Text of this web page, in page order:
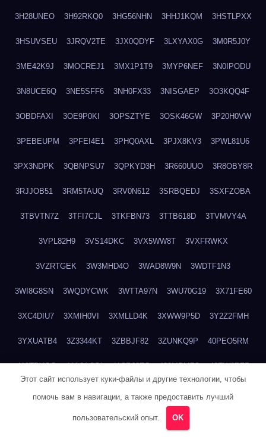
3H28UNEO 3H92RKQ0 3HG56NHN 3HHJ1KQM 3HSTLPXX
3HSUVSEU 3JRQV2TE 3JX0QDYF 3LXYAX0G 3M0R5J0Y
3ME42K9J 3MOCREJ1 3MX1P1T9 3MYP6NEF 3N0IPODU
3N8UCE6Q 3NE5SFF6 3NH0FX33 3NISGAEP 3O3KQQ4F
3OBDFAXI 3OE9P0KI 3OPSZTYE 3OSK46GW 3P20H0VW
3PEBEUPM 3PFEI4E1 3PHQ0AXL 3PJX8KV3 3PWL81U6
3PX3NDPK 3QBNPSU7 3QPKYD3H 3R660UUO 3R8OBY8R
3RJJOB51 3RM5TAUQ 3RV0N612 3SRBQEDJ 3SXFZOBA
3TBVTN7Z 3TFI7CJL 3TKFBN73 3TTB618D 3TVMVY4A
3VPL82H9 3VS14DKC 3VX5WW8T 3VXFRWKX
3VZRTGEK 3W3MHD4O 3WAD8W9N 3WDTF1N3
3WI8G8SN 3WQDYCWK 3WTTA97N 3WU70G19 3X71FE60
3XC4DIU7 3XMIH0VI 3XMLLD4K 3XWW9P5D 3Y2Z2FMH
3YXUATB4 3Z3344KT 3ZBBJF82 3ZUNKQ9P 40PEO5RM
418TPYOG 41A6AQPI 41CR68ZC 428MPM7O 42EW9PZP
43OJ1AEY 43SSFXBJ 43U16JLC
Этот сайт использует куки-файлы и другие технологии, чтобы
помочь вам в навигации, а также предоставить лучший
пользовательский опыт. OK